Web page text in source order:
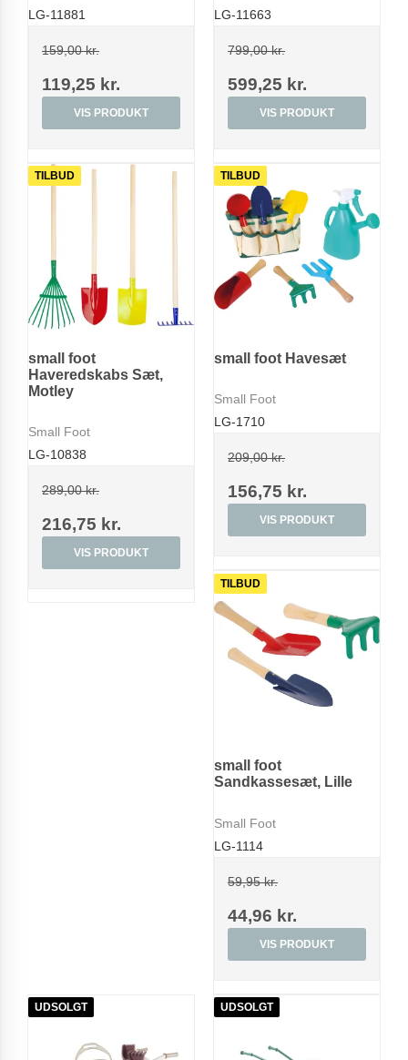
LG-11881
159,00 kr.
119,25 kr.
VIS PRODUKT
LG-11663
799,00 kr.
599,25 kr.
VIS PRODUKT
TILBUD
small foot
Haveredskabs Sæt,
Motley
Small Foot
LG-10838
289,00 kr.
216,75 kr.
VIS PRODUKT
TILBUD
small foot Havesæt
Small Foot
LG-1710
209,00 kr.
156,75 kr.
VIS PRODUKT
TILBUD
small foot
Sandkassesæt, Lille
Small Foot
LG-1114
59,95 kr.
44,96 kr.
VIS PRODUKT
UDSOLGT UDSOLGT